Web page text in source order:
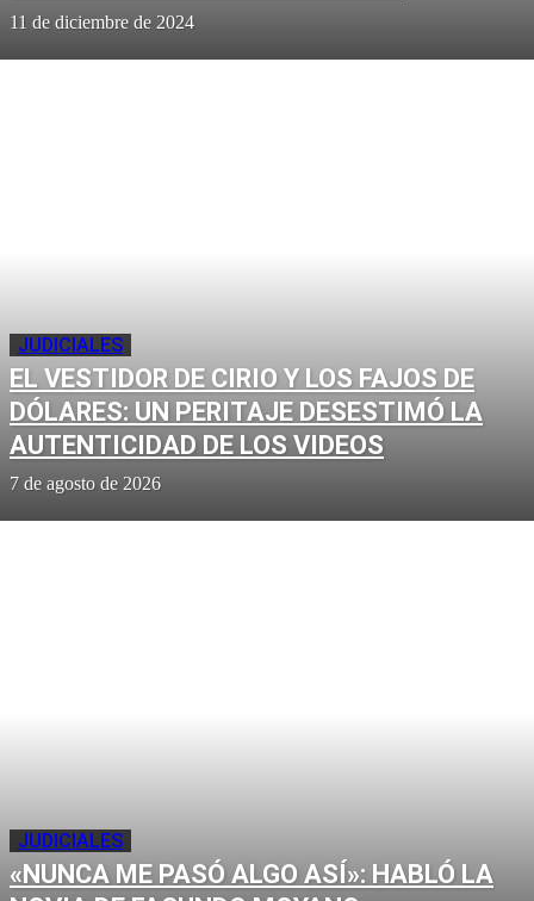
11 de diciembre de 2024
JUDICIALES
EL VESTIDOR DE CIRIO Y LOS FAJOS DE
DÓLARES: UN PERITAJE DESESTIMÓ LA
AUTENTICIDAD DE LOS VIDEOS
7 de agosto de 2026
JUDICIALES
«NUNCA ME PASÓ ALGO ASÍ»: HABLÓ LA